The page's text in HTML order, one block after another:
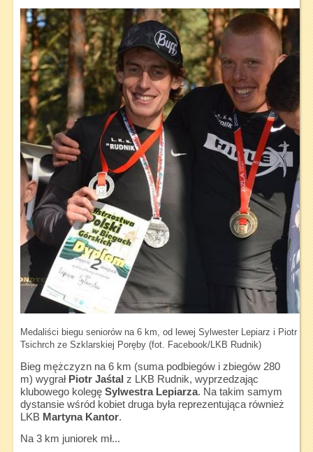
Medaliści biegu seniorów na 6 km, od lewej Sylwester Lepiarz i Piotr
Tsichrch ze Szklarskiej Poręby (fot. Facebook/LKB Rudnik)
Bieg mężczyzn na 6 km (suma podbiegów i zbiegów 280
m) wygrał Piotr Jaśtal z LKB Rudnik, wyprzedzając
klubowego kolegę Sylwestra Lepiarza. Na takim samym
dystansie wśród kobiet druga była reprezentująca również
LKB Martyna Kantor.
Na 3 km juniorek mł...